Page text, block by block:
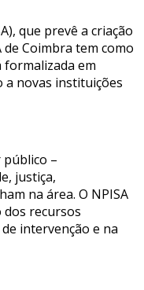
que prevê a criação
Coimbra tem como
em
a novas instituições
–
justiça,
na área. O NPISA
dos recursos
intervenção e na